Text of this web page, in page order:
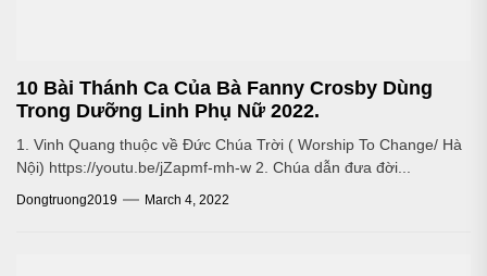
10 Bài Thánh Ca Của Bà Fanny Crosby Dùng
Trong Dưỡng Linh Phụ Nữ 2022.
1. Vinh Quang thuộc về Đức Chúa Trời ( Worship To Change/ Hà
Nội) https://youtu.be/jZapmf-mh-w 2. Chúa dẫn đưa đời...
Dongtruong2019 March 4, 2022